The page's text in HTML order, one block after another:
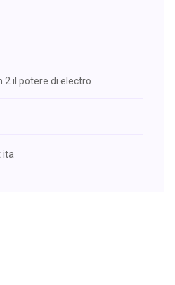
2 il potere di electro
ita